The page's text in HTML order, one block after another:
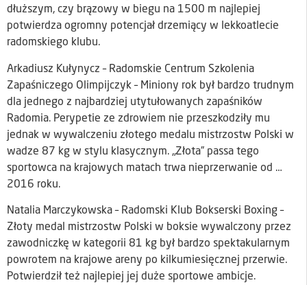
dłuższym, czy brązowy w biegu na 1500 m najlepiej
potwierdza ogromny potencjał drzemiący w lekkoatlecie
radomskiego klubu.
Arkadiusz Kułynycz – Radomskie Centrum Szkolenia
Zapaśniczego Olimpijczyk – Miniony rok był bardzo trudnym
dla jednego z najbardziej utytułowanych zapaśników
Radomia. Perypetie ze zdrowiem nie przeszkodziły mu
jednak w wywalczeniu złotego medalu mistrzostw Polski w
wadze 87 kg w stylu klasycznym. „Złota” passa tego
sportowca na krajowych matach trwa nieprzerwanie od …
2016 roku.
Natalia Marczykowska – Radomski Klub Bokserski Boxing –
Złoty medal mistrzostw Polski w boksie wywalczony przez
zawodniczkę w kategorii 81 kg był bardzo spektakularnym
powrotem na krajowe areny po kilkumiesięcznej przerwie.
Potwierdził też najlepiej jej duże sportowe ambicje.